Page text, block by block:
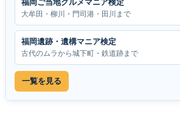
福岡ご当地グルメマニア検定
大牟田・柳川・門司港・田川まで
福岡遺跡・遺構マニア検定
古代のムラから城下町・鉄道跡まで
一覧を見る